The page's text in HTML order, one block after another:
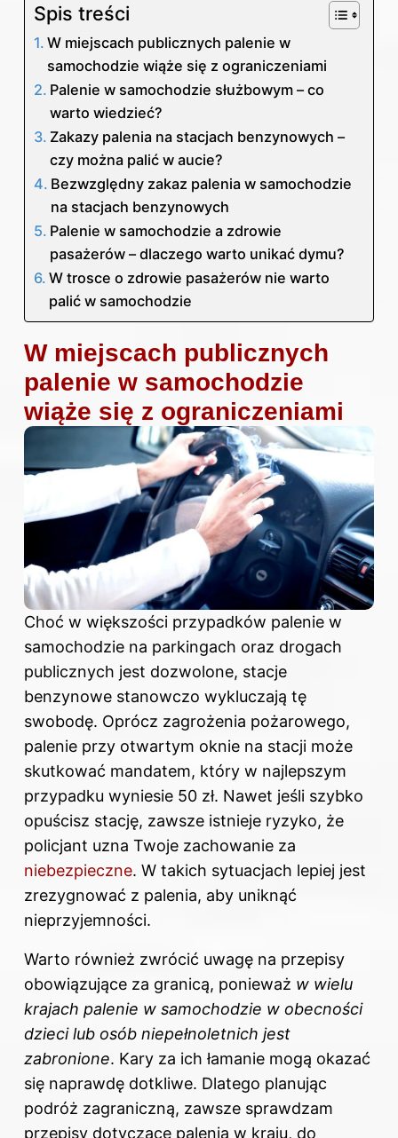
Spis treści
W miejscach publicznych palenie w
samochodzie wiąże się z ograniczeniami
Palenie w samochodzie służbowym – co
warto wiedzieć?
Zakazy palenia na stacjach benzynowych –
czy można palić w aucie?
Bezwzględny zakaz palenia w samochodzie
na stacjach benzynowych
Palenie w samochodzie a zdrowie
pasażerów – dlaczego warto unikać dymu?
W trosce o zdrowie pasażerów nie warto
palić w samochodzie
W miejscach publicznych
palenie w samochodzie
wiąże się z ograniczeniami
Choć w większości przypadków palenie w
samochodzie na parkingach oraz drogach
publicznych jest dozwolone, stacje
benzynowe stanowczo wykluczają tę
swobodę. Oprócz zagrożenia pożarowego,
palenie przy otwartym oknie na stacji może
skutkować mandatem, który w najlepszym
przypadku wyniesie 50 zł. Nawet jeśli szybko
opuścisz stację, zawsze istnieje ryzyko, że
policjant uzna Twoje zachowanie za
niebezpieczne. W takich sytuacjach lepiej jest
zrezygnować z palenia, aby uniknąć
nieprzyjemności.
Warto również zwrócić uwagę na przepisy
obowiązujące za granicą, ponieważ w wielu
krajach palenie w samochodzie w obecności
dzieci lub osób niepełnoletnich jest
zabronione. Kary za ich łamanie mogą okazać
się naprawdę dotkliwe. Dlatego planując
podróż zagraniczną, zawsze sprawdzam
przepisy dotyczące palenia w kraju, do